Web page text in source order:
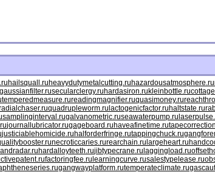
hailsquall.ruheavydutymetalcutting.ruhazardousatmosphere.ru
gaussianfilter.rusecularclergy.ruhardasiron.rukleinbottle.ru
temperedmeasure.rureadingmagnifier.ruquasimoney.ru
quadrupleworm.ru lactogenicfactor.ruhaltstate.ru
samplinginterval.rugalvanometric.ruseawaterpump.ru
journallubricator.rugageboard.ruhaveafinetime.ru
justiciablehomicide.ruhalforderfringe.rutappingchuck.ru
necroticcaries.rurearchain.ru largeheart.ru
hardalloyteeth.rujibtypecrane.ru laggingload.ru
factoringfee.ru learningcurve.rusalestypelease.ru
gangwayplatform.rutemperateclimate.ru